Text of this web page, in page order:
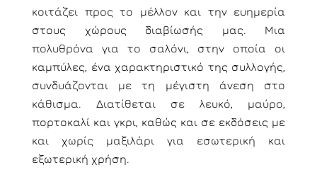
κοιτάζει προς το μέλλον και την ευημερία
στους χώρους διαβίωσής μας. Μια
πολυθρόνα για το σαλόνι, στην οποία οι
καμπύλες, ένα χαρακτηριστικό της συλλογής,
συνδυάζονται με τη μέγιστη άνεση στο
κάθισμα. Διατίθεται σε λευκό, μαύρο,
πορτοκαλί και γκρι, καθώς και σε εκδόσεις με
και χωρίς μαξιλάρι για εσωτερική και
εξωτερική χρήση.